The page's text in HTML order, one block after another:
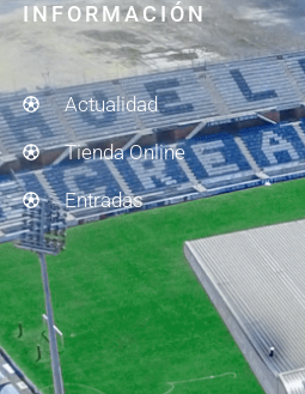
INFORMACIÓN
Actualidad
Tienda Online
Entradas